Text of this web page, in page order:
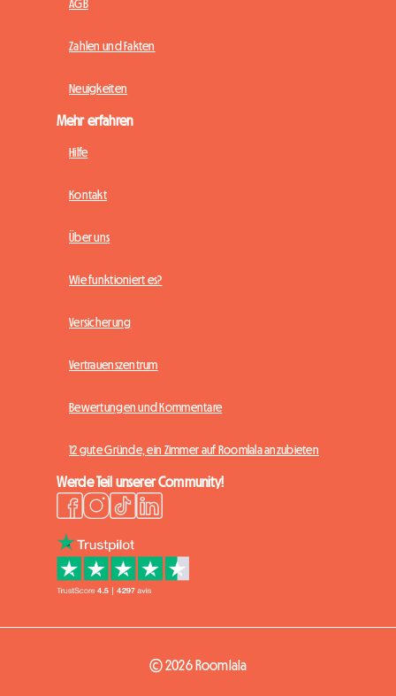
AGB
Zahlen und Fakten
Neuigkeiten
Mehr erfahren
Hilfe
Kontakt
Über uns
Wie funktioniert es?
Versicherung
Vertrauenszentrum
Bewertungen und Kommentare
12 gute Gründe, ein Zimmer auf Roomlala anzubieten
Werde Teil unserer Community!
© 2026 Roomlala